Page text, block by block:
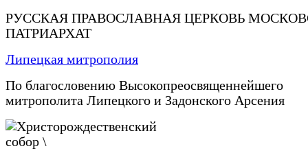
РУССКАЯ ПРАВОСЛАВНАЯ ЦЕРКОВЬ
ПАТРИАРХАТ
Липецкая митрополия
По благословению Высокопреосвященнейшего
митрополита Липецкого и Задонского Арсения